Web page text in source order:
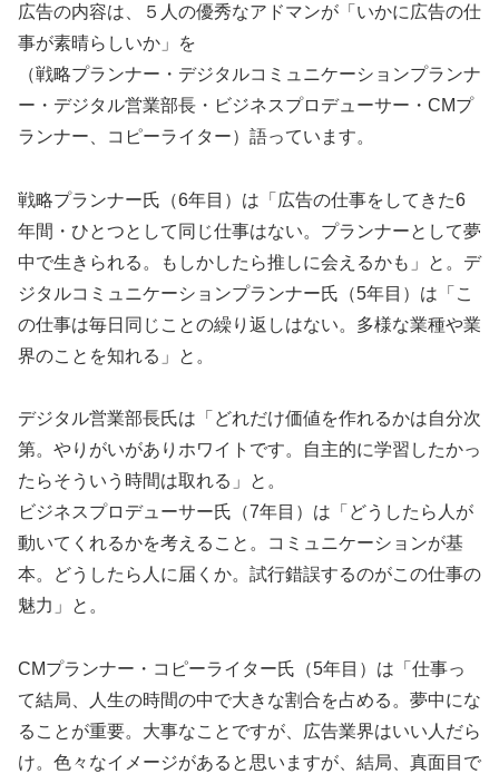
広告の内容は、５人の優秀なアドマンが「いかに広告の仕
事が素晴らしいか」を
（戦略プランナー・デジタルコミュニケーションプランナ
ー・デジタル営業部長・ビジネスプロデューサー・CMプ
ランナー、コピーライター）語っています。
戦略プランナー氏（6年目）は「広告の仕事をしてきた6
年間・ひとつとして同じ仕事はない。プランナーとして夢
中で生きられる。もしかしたら推しに会えるかも」と。デ
ジタルコミュニケーションプランナー氏（5年目）は「こ
の仕事は毎日同じことの繰り返しはない。多様な業種や業
界のことを知れる」と。
デジタル営業部長氏は「どれだけ価値を作れるかは自分次
第。やりがいがありホワイトです。自主的に学習したかっ
たらそういう時間は取れる」と。
ビジネスプロデューサー氏（7年目）は「どうしたら人が
動いてくれるかを考えること。コミュニケーションが基
本。どうしたら人に届くか。試行錯誤するのがこの仕事の
魅力」と。
CMプランナー・コピーライター氏（5年目）は「仕事っ
て結局、人生の時間の中で大きな割合を占める。夢中にな
ることが重要。大事なことですが、広告業界はいい人だら
け。色々なイメージがあると思いますが、結局、真面目で